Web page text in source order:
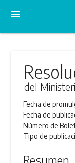
menu
del
Fecha de
Fecha de
Número de
Tipo de